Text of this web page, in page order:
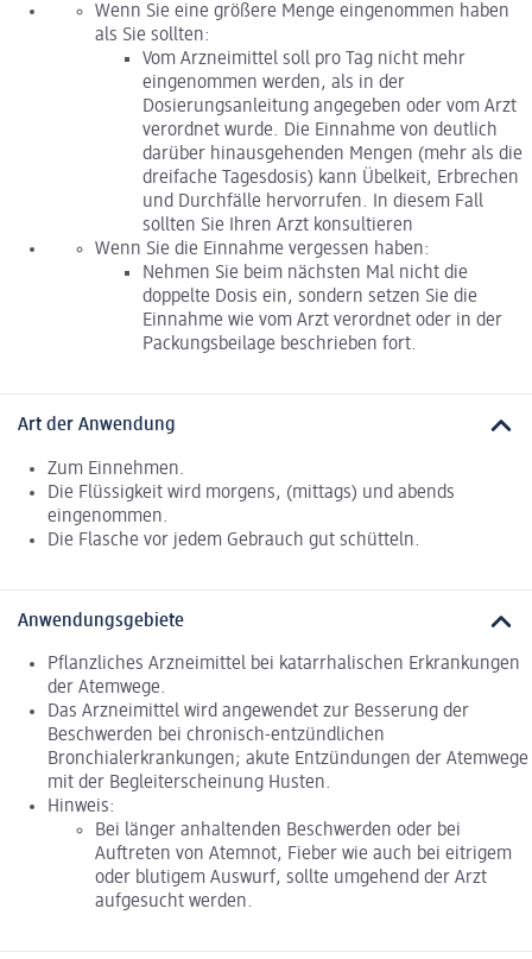
Wenn Sie eine größere Menge eingenommen haben
als Sie sollten:
Vom Arzneimittel soll pro Tag nicht mehr
eingenommen werden, als in der
Dosierungsanleitung angegeben oder vom Arzt
verordnet wurde. Die Einnahme von deutlich
darüber hinausgehenden Mengen (mehr als die
dreifache Tagesdosis) kann Übelkeit, Erbrechen
und Durchfälle hervorrufen. In diesem Fall
sollten Sie Ihren Arzt konsultieren
Wenn Sie die Einnahme vergessen haben:
Nehmen Sie beim nächsten Mal nicht die
doppelte Dosis ein, sondern setzen Sie die
Einnahme wie vom Arzt verordnet oder in der
Packungsbeilage beschrieben fort.
Art der Anwendung
Zum Einnehmen.
Die Flüssigkeit wird morgens, (mittags) und abends
eingenommen.
Die Flasche vor jedem Gebrauch gut schütteln.
Anwendungsgebiete
Pflanzliches Arzneimittel bei katarrhalischen Erkrankungen
der Atemwege.
Das Arzneimittel wird angewendet zur Besserung der
Beschwerden bei chronisch-entzündlichen
Bronchialerkrankungen; akute Entzündungen der Atemwege
mit der Begleiterscheinung Husten.
Hinweis:
Bei länger anhaltenden Beschwerden oder bei
Auftreten von Atemnot, Fieber wie auch bei eitrigem
oder blutigem Auswurf, sollte umgehend der Arzt
aufgesucht werden.